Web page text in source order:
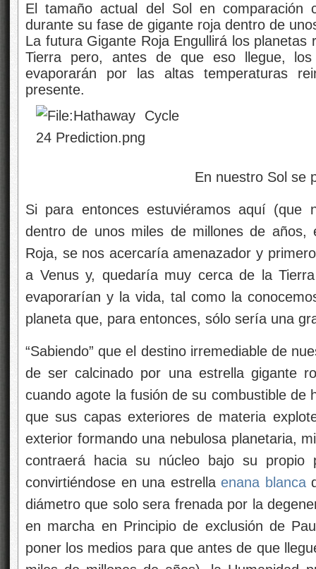
El tamaño actual del Sol en comparación
durante su fase de gigante roja dentro de
La futura Gigante Roja Engullirá los
Tierra pero, antes de que eso llegue,
evaporarán por las altas temperaturas
presente.
En nuestro Sol se
Si para entonces estuviéramos aquí (que
dentro de unos miles de millones de años,
Roja, se nos acercaría amenazador y
a Venus y, quedaría muy cerca de la
evaporarían y la vida, tal como la
planeta que, para entonces, sólo sería una
“Sabiendo” que el destino irremediable de
de ser calcinado por una estrella gigante
cuando agote la fusión de su combustible de
que sus capas exteriores de materia
exterior formando una nebulosa planetaria,
contraerá hacia su núcleo bajo su
convirtiéndose en una estrellaenana blanca
diámetro que solo sera frenada por la
en marcha en Principio de exclusión de
poner los medios para que antes de que